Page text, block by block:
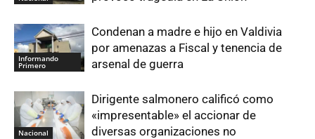
Informando
Primero
Condenan a madre e hijo en Valdivia
por amenazas a Fiscal y tenencia de
arsenal de guerra
Nacional
Dirigente salmonero calificó como
«impresentable» el accionar de
diversas organizaciones no